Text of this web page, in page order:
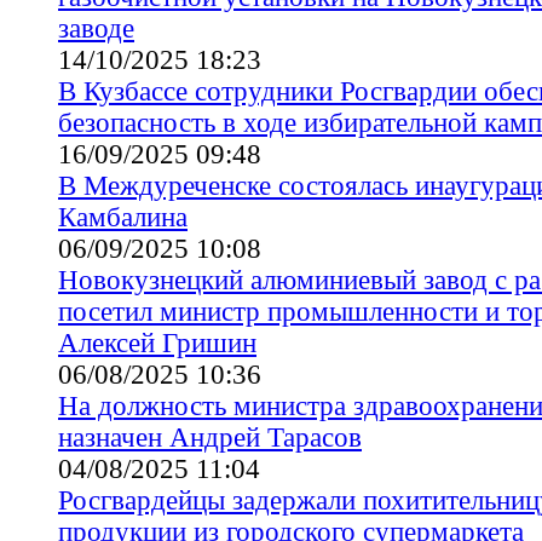
заводе
14/10/2025 18:23
В Кузбассе сотрудники Росгвардии
безопасность в ходе избирательной
16/09/2025 09:48
В Междуреченске состоялась
Камбалина
06/09/2025 10:08
Новокузнецкий алюминиевый завод с
посетил министр промышленности и
Алексей Гришин
06/08/2025 10:36
На должность министра
назначен Андрей Тарасов
04/08/2025 11:04
Росгвардейцы задержали
продукции из городского супермаркета